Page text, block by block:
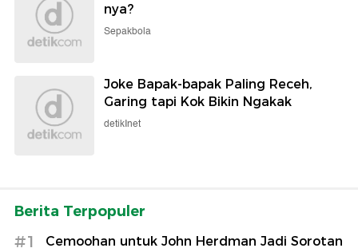
nya?
Sepakbola
Joke Bapak-bapak Paling Receh,
Garing tapi Kok Bikin Ngakak
detikInet
Berita Terpopuler
#1 Cemoohan untuk John Herdman Jadi Sorotan